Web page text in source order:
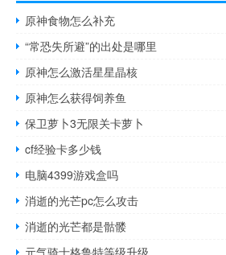
原神食物怎么补充
“常恐失所避”的出处是哪里
原神怎么激活星星晶核
原神怎么获得饲养鱼
保卫萝卜3无限关卡萝卜
cf经验卡多少钱
电脑4399游戏盒吗
消逝的光芒pc怎么攻击
消逝的光芒都是骷髅
元气骑士格鲁特等级升级